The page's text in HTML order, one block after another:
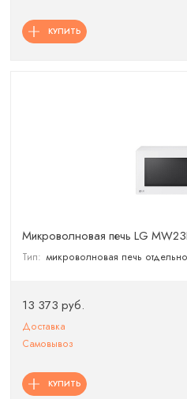
КУПИТЬ
Микроволновая печь LG
Тип: микроволновая печь
13 373 руб.
Доставка
Самовывоз
КУПИТЬ